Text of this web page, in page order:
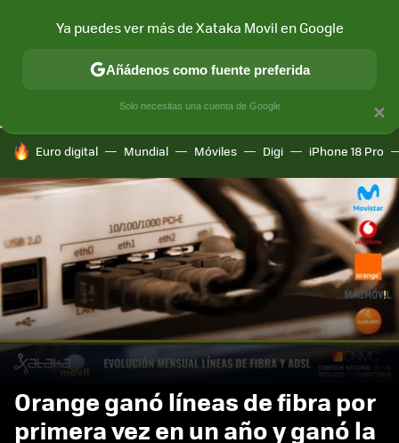
CONECTIVIDAD MÓVIL Y SOCIEDAD APLICACIONES
HOY SE HABLA DE
Euro digital Mundial Móviles Digi iPhone 18 Pro
Orange ganó líneas de fibra por
primera vez en un año y ganó la
×
Ya puedes ver más de Xataka Movil en Google
Añádenos como fuente preferida
Solo necesitas una cuenta de Google